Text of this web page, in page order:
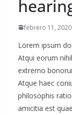
febrero 11, 2020
Lorem ipsum
Atqui eorum
extrerno
Atque haec
philosophis
amicitia est